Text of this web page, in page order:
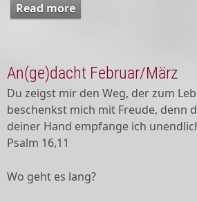
Read more
An(ge)dacht Februar/März
Du zeigst mir den Weg, der zum
beschenkst mich mit Freude, denn
deiner Hand empfange ich
Psalm 16,11
Wo geht es lang?